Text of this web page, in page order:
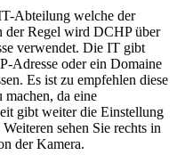
Abteilung welche der
der Regel wird DCHP über
verwendet. Die IT gibt
Adresse oder ein Domaine
Es ist zu empfehlen diese
machen, da eine
gibt weiter die Einstellung
sehen Sie rechts in
der Kamera.